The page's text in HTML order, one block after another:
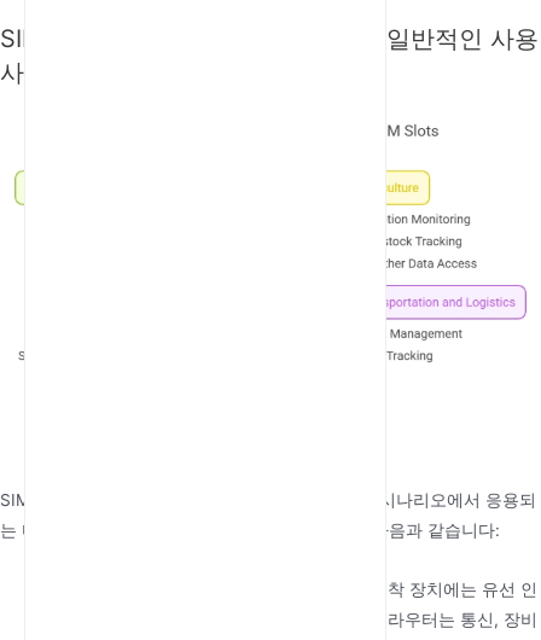
SIM 슬롯이 있는 4G 실외 라우터의 일반적인 사용
사례는 무엇인가요?
SIM 슬롯이 있는 4G 실외 라우터는 다양한 산업과 시나리오에서 응용되
는 다재다능한 장치입니다. 일반적인 사용 사례는 다음과 같습니다:
: 건설 현장, 광산 작업, 석유 굴착 장치에는 유선 인
터넷 인프라가 없는 경우가 많습니다. 이러한 라우터는 통신, 장비